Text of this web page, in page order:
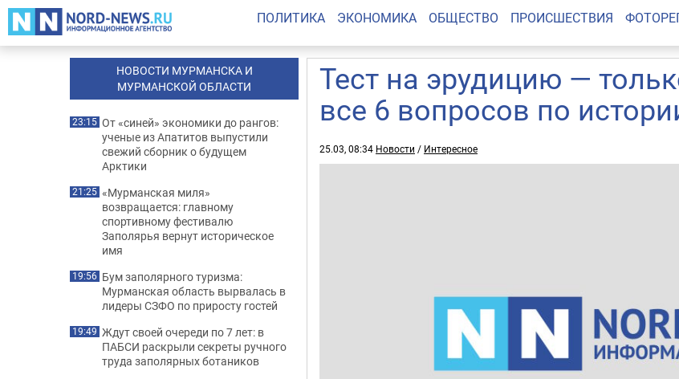
ПОЛИТИКА ЭКОНОМИКА ОБЩЕСТВО ПРОИСШЕСТВИЯ
Тест на эрудицию —
все 6 вопросов по
25.03, 08:34 Новости / Интересное
НОВОСТИ МУРМАНСКА И
МУРМАНСКОЙ ОБЛАСТИ
23:15 От «синей» экономики до рангов:
ученые из Апатитов выпустили
свежий сборник о будущем
Арктики
21:25 «Мурманская миля»
возвращается: главному
спортивному фестивалю
Заполярья вернут историческое
имя
19:56 Бум заполярного туризма:
Мурманская область вырвалась в
лидеры СЗФО по приросту гостей
19:49 Ждут своей очереди по 7 лет: в
ПАБСИ раскрыли секреты ручного
труда заполярных ботаников